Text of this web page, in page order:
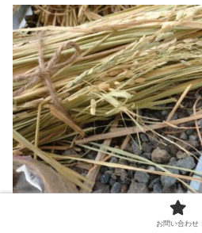
お問い合わせ